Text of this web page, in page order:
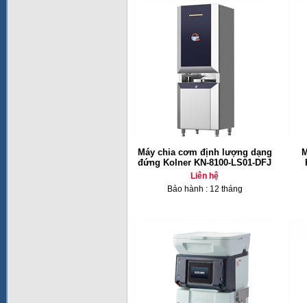
Máy chia cơm định lượng dạng
đứng Kolner KN-8100-LS01-DFJ
Liên hệ
Bảo hành : 12 tháng